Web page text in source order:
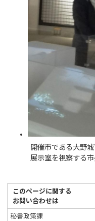
開催市である大野
展示室を視察する
このページに関する
お問い合わせは
秘書政策課